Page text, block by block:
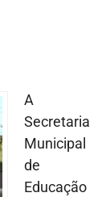
A
Secretaria
Municipal
de
Educação